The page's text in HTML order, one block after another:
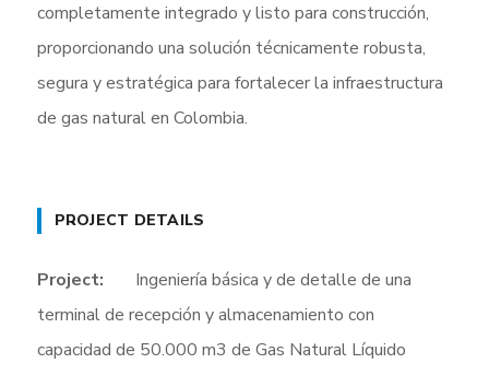
completamente integrado y listo para construcción,
proporcionando una solución técnicamente robusta,
segura y estratégica para fortalecer la infraestructura
de gas natural en Colombia.
PROJECT DETAILS
Project:
Ingeniería básica y de detalle de una
terminal de recepción y almacenamiento con
capacidad de 50.000 m3 de Gas Natural Líquido